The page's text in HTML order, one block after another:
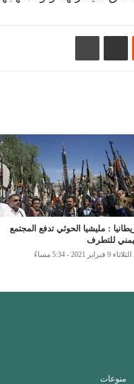
: مليشيا الحوثي تدفع المجتمع
للتطرف
الثلاثاء 9 فبراير 2021 - 5:34 مساءً
منوعات